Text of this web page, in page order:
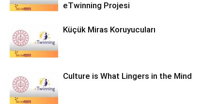
eTwinning Projesi
Küçük Miras Koruyucuları
Culture is What Lingers in the Mind